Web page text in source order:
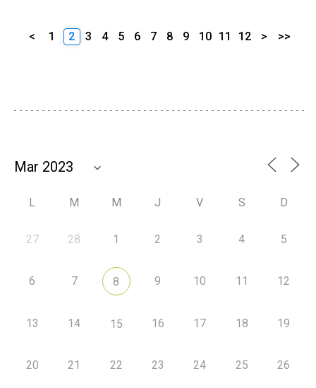
< 1 2 3 4 5 6 7 8 9 10 11 12 > >>
L M M J V S D
27 28 1 2 3 4 5
6 7 8 9 10 11 12
13 14 15 16 17 18 19
20 21 22 23 24 25 26